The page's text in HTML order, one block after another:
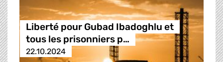
Liberté pour Gubad Ibadoghlu et
tous les prisonniers p…
22.10.2024